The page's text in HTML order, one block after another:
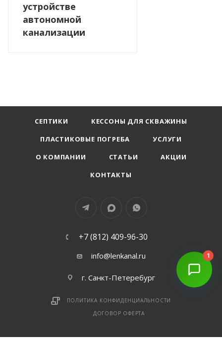
устройстве
автономной
канализации
СЕПТИКИ
КЕССОНЫ ДЛЯ СКВАЖИНЫ
ПЛАСТИКОВЫЕ ПОГРЕБА
УСЛУГИ
О КОМПАНИИ
СТАТЬИ
АКЦИИ
КОНТАКТЫ
+7 (812) 409-96-30
info@lenkanal.ru
г. Санкт-Петеребург
ПОЛИТИКА КОНФИДЕНЦИАЛЬНОСТИ
ДОГОВОР ОФЕРТА
1